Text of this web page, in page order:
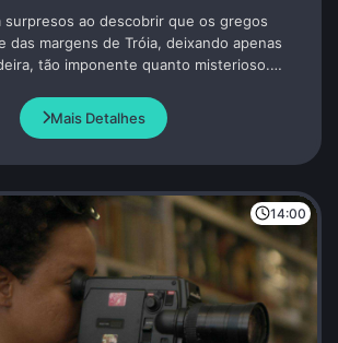
surpresos ao descobrir que os gregos
das margens de Tróia, deixando apenas
tão imponente quanto misterioso.
incluindo Odisseu, que inventou essa
calados e quietos.
Mais Detalhes
14:00